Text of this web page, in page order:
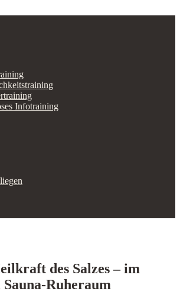
Infotraining
des Salzes – im
Ruheraum